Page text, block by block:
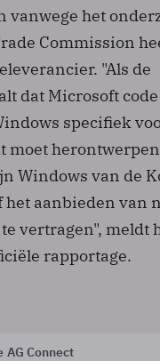
vanwege het
Commission
"Als de
dat Microsoft
specifiek
moet
Windows van de
het aanbieden van
vertragen", meldt
rapportage.
AG Connect